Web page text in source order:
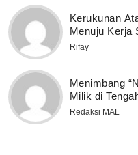
Kerukunan
Menuju Kerja
Rifay
Menimbang
Milik di
Redaksi MAL